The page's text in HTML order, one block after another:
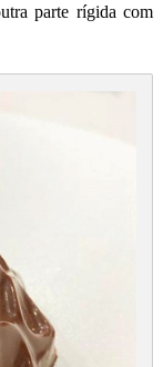
parte rígida com